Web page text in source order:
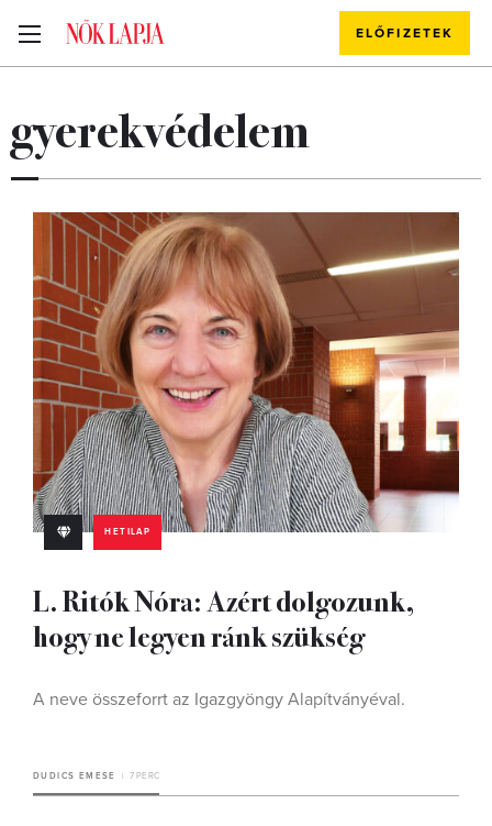
ELŐFIZETEK
gyerekvédelem
HETILAP
L. Ritók Nóra: Azért dolgozunk,
hogy ne legyen ránk szükség
A neve összeforrt az Igazgyöngy Alapítványéval.
DUDICS EMESE 7 PERC